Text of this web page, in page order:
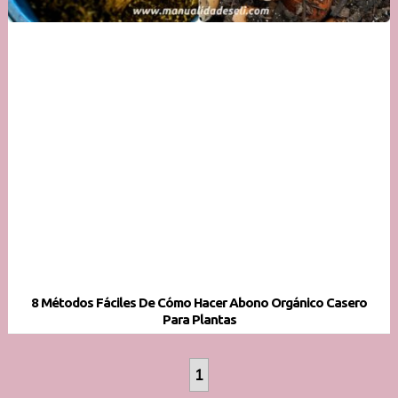
8 Métodos Fáciles De Cómo Hacer Abono Orgánico Casero
Para Plantas
1